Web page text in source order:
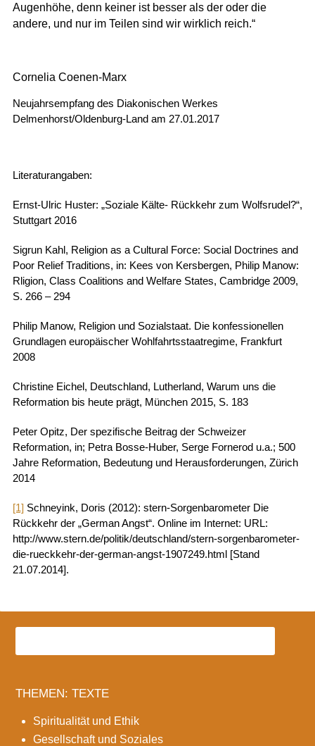
Augenhöhe, denn keiner ist besser als der oder die
andere, und nur im Teilen sind wir wirklich reich.“
Cornelia Coenen-Marx
Neujahrsempfang des Diakonischen Werkes
Delmenhorst/Oldenburg-Land am 27.01.2017
Literaturangaben:
Ernst-Ulric Huster: „Soziale Kälte- Rückkehr zum Wolfsrudel?“,
Stuttgart 2016
Sigrun Kahl, Religion as a Cultural Force: Social Doctrines and
Poor Relief Traditions, in: Kees von Kersbergen, Philip Manow:
Rligion, Class Coalitions and Welfare States, Cambridge 2009,
S. 266 – 294
Philip Manow, Religion und Sozialstaat. Die konfessionellen
Grundlagen europäischer Wohlfahrtsstaatregime, Frankfurt
2008
Christine Eichel, Deutschland, Lutherland, Warum uns die
Reformation bis heute prägt, München 2015, S. 183
Peter Opitz, Der spezifische Beitrag der Schweizer
Reformation, in; Petra Bosse-Huber, Serge Fornerod u.a.; 500
Jahre Reformation, Bedeutung und Herausforderungen, Zürich
2014
[1] Schneyink, Doris (2012): stern-Sorgenbarometer Die
Rückkehr der „German Angst“. Online im Internet: URL:
http://www.stern.de/politik/deutschland/stern-sorgenbarometer-
die-rueckkehr-der-german-angst-1907249.html [Stand
21.07.2014].
THEMEN: TEXTE
Spiritualität und Ethik
Gesellschaft und Soziales